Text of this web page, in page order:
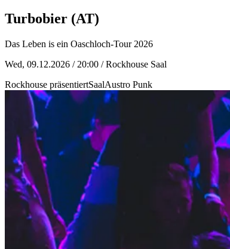
Turbobier (AT)
Das Leben is ein Oaschloch-Tour 2026
Wed, 09.12.2026 / 20:00 / Rockhouse Saal
Rockhouse präsentiertSaalAustro Punk